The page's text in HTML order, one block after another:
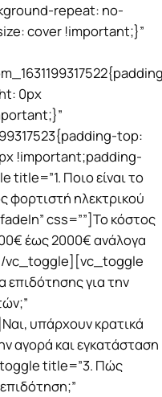
repeat: no-
cover !important;}”
0px
top:
!important;padding-
Ποιο είναι το
φορτιστή ηλεκτρικού
css=””]Το κόστος
έως 2000€ ανάλογα
vc_toggle][vc_toggle
για την
υπάρχουν κρατικά
αγορά και εγκατάσταση
title=”3. Πώς